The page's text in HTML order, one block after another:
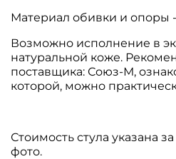
Материал обивки и опоры -
Возможно исполнение в
натуральной коже.
поставщика: Союз-М,
которой, можно
Стоимость стула указана
фото.